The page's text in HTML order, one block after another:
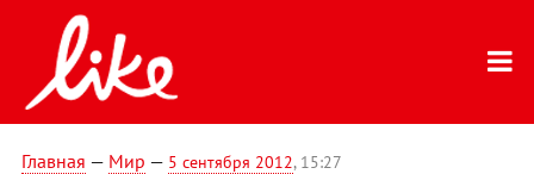
Главная — Мир — 5 сентября 2012, 15:27